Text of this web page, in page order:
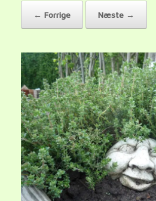
← Forrige Næste →